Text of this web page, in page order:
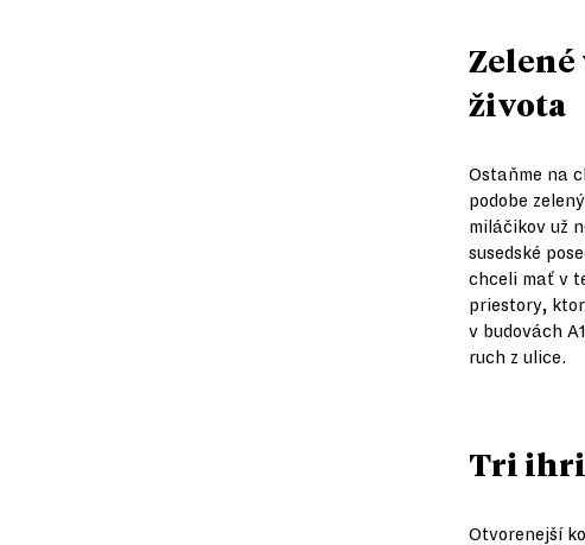
života
Ostaňme na
podobe
miláčikov už
susedské
chceli mať v
priestory,
v budovách
ruch z ulice.
Tri
Otvorenejší